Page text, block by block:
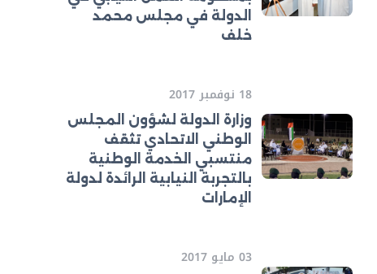
الدولة في مجلس محمد
خلف
18 نوفمبر 2017
وزارة الدولة لشؤون المجلس
الوطني الاتحادي تثقف
منتسبي الخدمة الوطنية
بالتجربة النيابية الرائدة لدولة
الإمارات
03 مايو 2017